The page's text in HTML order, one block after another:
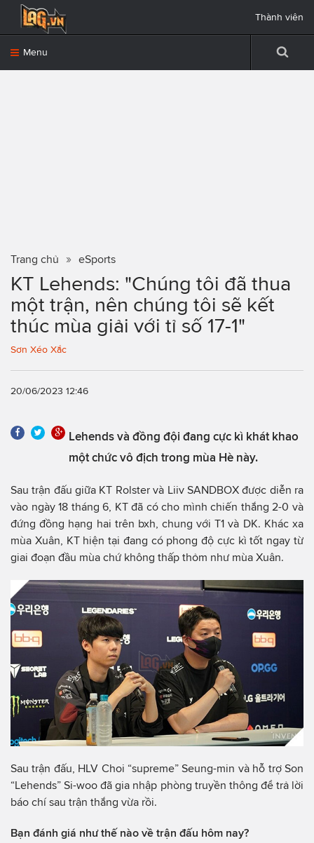
Menu
Thành viên
Trang chủ eSports
KT Lehends: "Chúng tôi đã thua
một trận, nên chúng tôi sẽ kết
thúc mùa giải với tỉ số 17-1"
Sơn Xéo Xắc
20/06/2023 12:46
Lehends và đồng đội đang cực kì khát khao
một chức vô địch trong mùa Hè này.
Sau trận đấu giữa KT Rolster và Liiv SANDBOX được diễn ra
vào ngày 18 tháng 6, KT đã có cho mình chiến thắng 2-0 và
đứng đồng hạng hai trên bxh, chung với T1 và DK. Khác xa
mùa Xuân, KT hiện tại đang có phong độ cực kì tốt ngay từ
giai đoạn đầu mùa chứ không thấp thỏm như mùa Xuân.
Sau trận đấu, HLV Choi “supreme” Seung-min và hỗ trợ Son
“Lehends” Si-woo đã gia nhập phòng truyền thông để trả lời
báo chí sau trận thắng vừa rồi.
Bạn đánh giá như thế nào về trận đấu hôm nay?